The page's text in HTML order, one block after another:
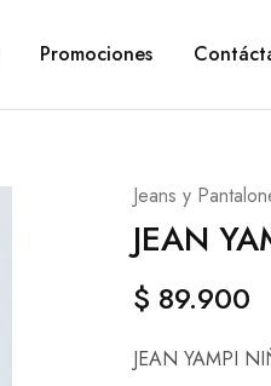
Promociones
Jeans y
JEAN
$ 89.900
JEAN YAMPI